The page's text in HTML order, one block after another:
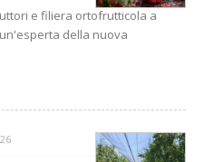
e filiera ortofrutticola a
della nuova